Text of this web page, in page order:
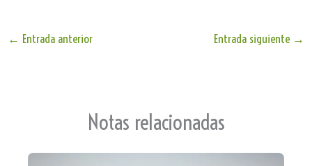
te
← Entrada anterior Entrada siguiente →
Notas relacionadas